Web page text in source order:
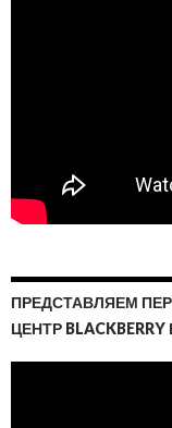
ПРЕДСТАВЛЯЕМ
ЦЕНТР